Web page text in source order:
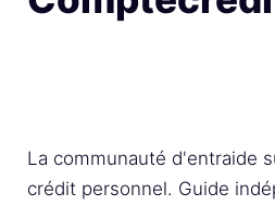
La communauté d'entraide
crédit personnel. Guide